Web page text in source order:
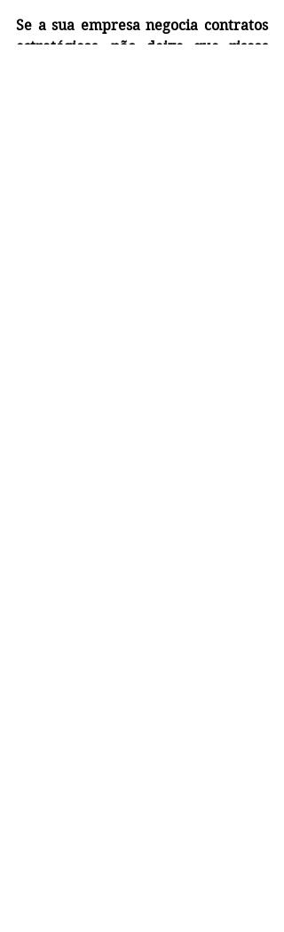
Se a sua empresa negocia contratos
estratégicos, não deixe que riscos